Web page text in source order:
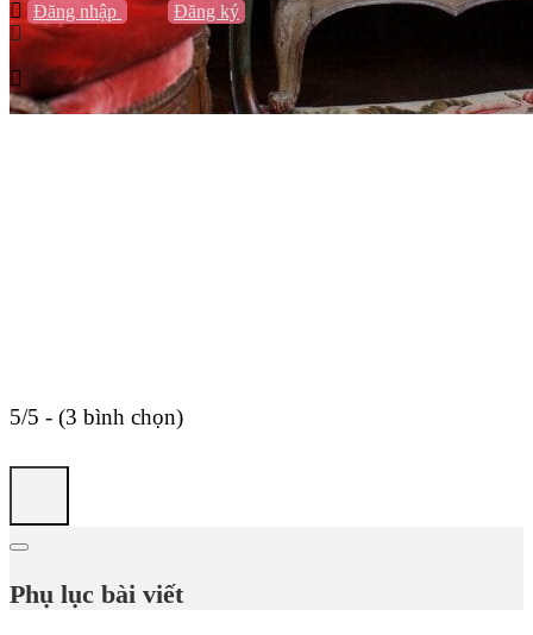
Đăng nhập hoặc Đăng ký
Tạo thương hiệu
5/5 - (3 bình chọn)
Phụ lục bài viết